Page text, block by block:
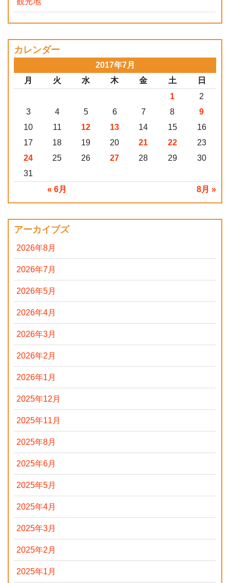
カレンダー
2017年7月
月
火 水 木 金 土 日
« 6月 8月 »
1
2
3
4 5 6 7 8
9
10
11 12 13 14 15
16
17
18 19 20 21 22
23
24
25 26 27 28 29
30
31
アーカイブズ
2026年8月
2026年7月
2026年5月
2026年4月
2026年3月
2026年2月
2026年1月
2025年12月
2025年11月
2025年8月
2025年6月
2025年5月
2025年4月
2025年3月
2025年2月
2025年1月